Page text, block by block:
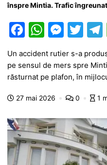
înspre Mintia. Trafic
F
a
c
e
b
o
o
k
W
at
s
A
p
p
M
s
s
e
n
g
er
T
itt
er
Un accident rutier s-a
pe sensul de mers spre
răsturnat pe plafon, în
27 mai 2026 0 1